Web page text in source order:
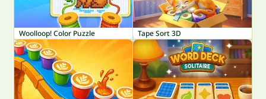
Woolloop! Color Puzzle Tape Sort 3D